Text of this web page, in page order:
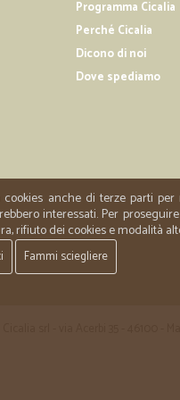
Programma Cicalia
Perché Cicalia
Dicono di noi
Dove spediamo
anche di terze parti
interessati. Per
rifiuto dei cookies e modalità
Fammi sciegliere